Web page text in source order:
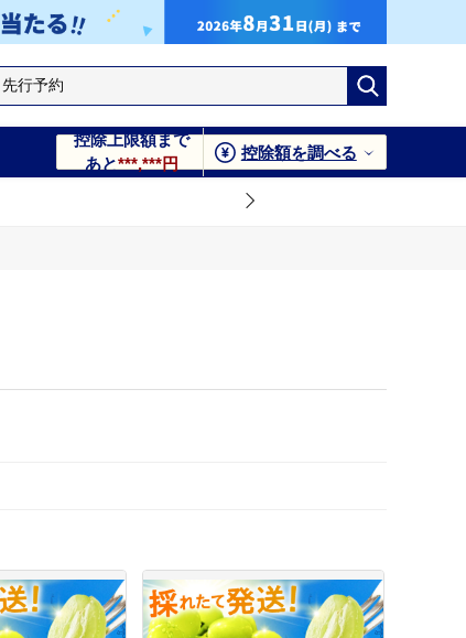
控除上限額まで
あと***,***円
控除額を調べる